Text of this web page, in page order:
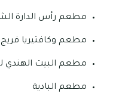
مطعم رأس الدارة
مطعم وكافتيريا
مطعم البيت الهندي
مطعم البادية